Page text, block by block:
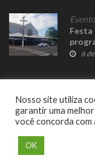
Festa
6
© 2023 Fato Novo -
Nosso site utiliza
garantir uma
você concorda com
OK